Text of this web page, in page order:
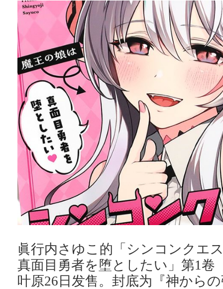
眞行内さゆこ的「シンコンクエ
真面目勇者を堕としたい」第1卷
叶原26日发售。封底为『神から